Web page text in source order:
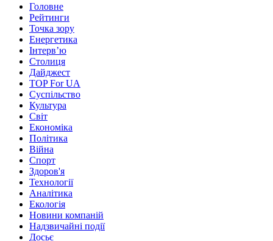
Головне
Рейтинги
Точка зору
Енергетика
Інтерв’ю
Столиця
Дайджест
TOP For UA
Суспiльство
Культура
Світ
Економіка
Політика
Війна
Спорт
Здоров'я
Технології
Аналітика
Екологія
Новини компаній
Надзвичайні події
Досьє